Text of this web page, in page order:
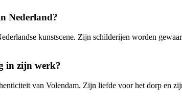
Nederland?
kunstscene. Zijn schilderijen worden
in zijn werk?
van Volendam. Zijn liefde voor het dorp en